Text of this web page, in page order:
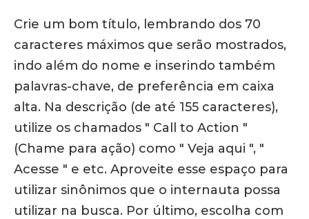
Crie um bom título, lembrando dos 70
caracteres máximos que serão mostrados,
indo além do nome e inserindo também
palavras-chave, de preferência em caixa
alta. Na descrição (de até 155 caracteres),
utilize os chamados " Call to Action "
(Chame para ação) como " Veja aqui ", "
Acesse " e etc. Aproveite esse espaço para
utilizar sinônimos que o internauta possa
utilizar na busca. Por último, escolha com